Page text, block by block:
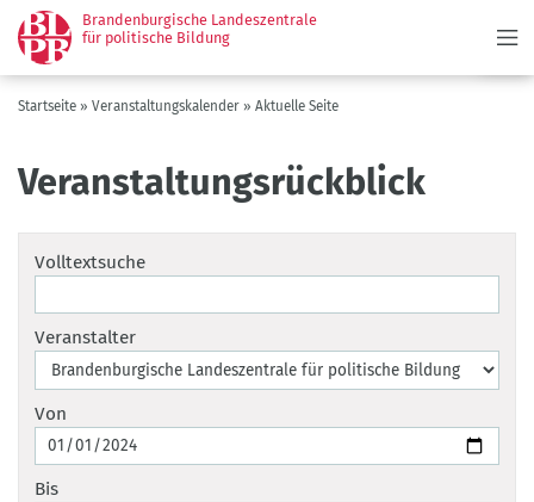
Direkt
zum
Inhalt
Brandenburgische Landeszentrale
für politische Bildung
Pfadnavigation
Startseite Veranstaltungskalender Aktuelle Seite
Veranstaltungsrückblick
Volltextsuche
Veranstalter
Von
Bis